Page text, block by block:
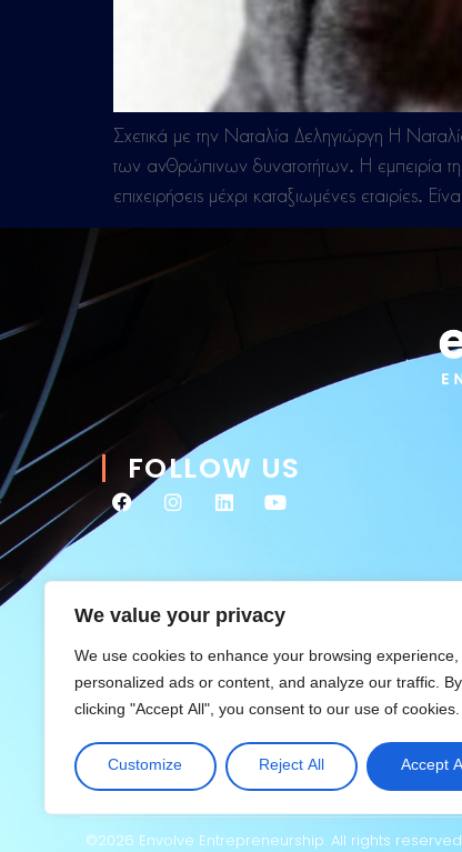
We value your privacy
We use cookies to enhance your browsing
personalized ads or content, and analyze our traffic. By
clicking "Accept All", you consent to our use of cookies.
Customize Reject All Accept
Σχετικά με την Ναταλία Δεληγιώργη Η
των ανθρώπινων δυνατοτήτων. Η εμπειρία
επιχειρήσεις μέχρι καταξιωμένες
FOLLOW US
©2026 Envolve Entrepreneurship. All rights